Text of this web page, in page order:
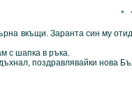
*
вкъщи. Заранта син му
с шапка в ръка.
поздравлявайки нова